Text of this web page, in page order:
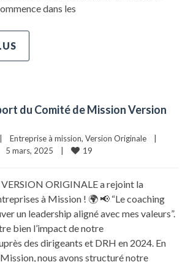
dans les
du Comité de Mission Version
Entreprise à mission, Version Originale
5 mars, 2025 19
ORIGINALE a rejoint la
à Mission ! 🌍 📢 “Le coaching
un leadership aligné avec mes valeurs”.
bien l’impact de notre
des dirigeants et DRH en 2024. En
nous avons structuré notre